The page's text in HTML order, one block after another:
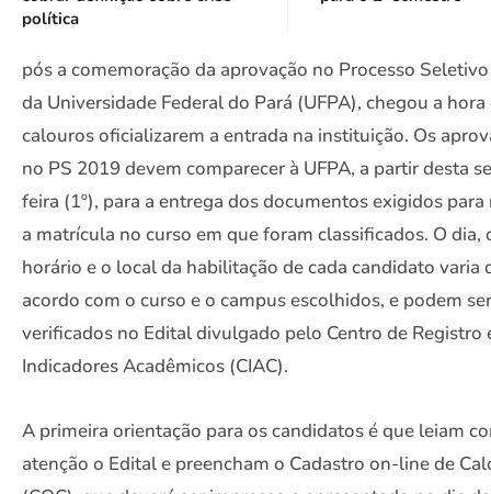
política
pós a comemoração da aprovação no Processo
da Universidade Federal do Pará (UFPA), chegou a hora
calouros oficializarem a entrada na instituição. Os
no PS 2019 devem comparecer à UFPA, a partir desta
feira (1º), para a entrega dos documentos exigidos para
a matrícula no curso em que foram classificados. O dia,
horário e o local da habilitação de cada candidato varia
acordo com o curso e o campus escolhidos, e podem ser
verificados no Edital divulgado pelo Centro de Registro
Indicadores Acadêmicos (CIAC).
A primeira orientação para os candidatos é que leiam
atenção o Edital e preencham o Cadastro on-line de